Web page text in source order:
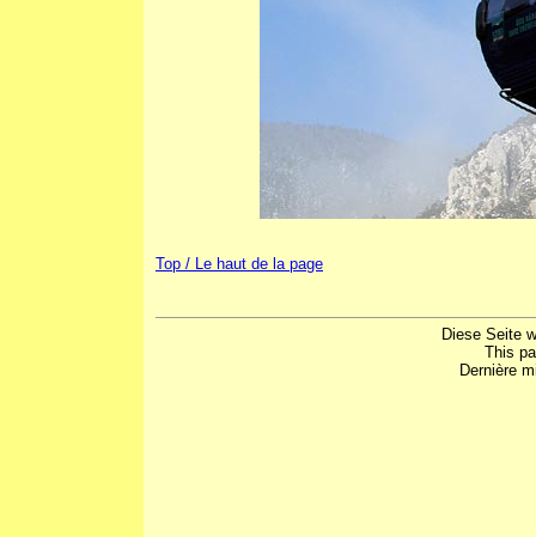
Top / Le haut de la page
Diese Seite
This
Dernière